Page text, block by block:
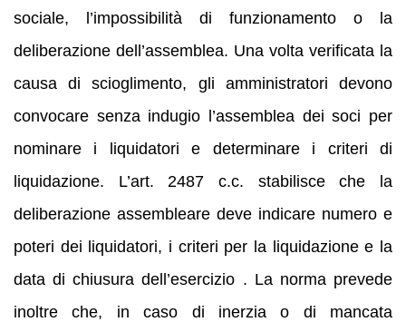
sociale, l’impossibilità di funzionamento o la
deliberazione dell’assemblea. Una volta verificata la
causa di scioglimento, gli amministratori devono
convocare senza indugio l’assemblea dei soci per
nominare i liquidatori e determinare i criteri di
liquidazione. L’art. 2487 c.c. stabilisce che la
deliberazione assembleare deve indicare numero e
poteri dei liquidatori, i criteri per la liquidazione e la
data di chiusura dell’esercizio . La norma prevede
inoltre che, in caso di inerzia o di mancata